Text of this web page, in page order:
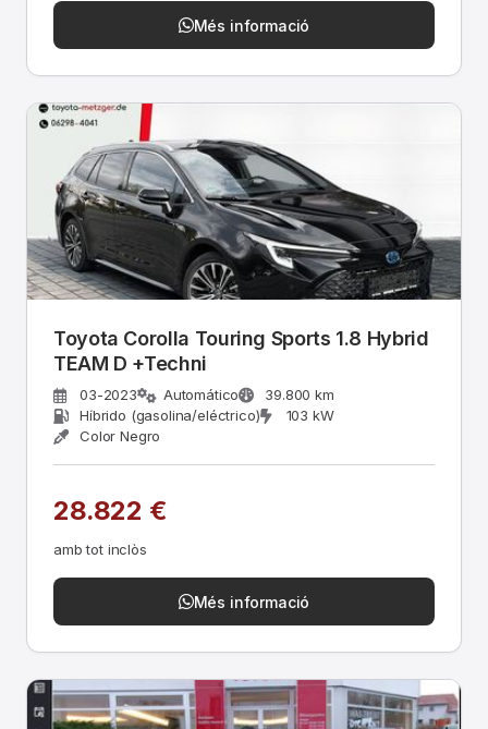
Més informació
Toyota Corolla Touring Sports 1.8 Hybrid
TEAM D +Techni
03-2023 Automático
39.800 km
Híbrido (gasolina/eléctrico)
103 kW
Color Negro
28.822 €
amb tot inclòs
Més informació